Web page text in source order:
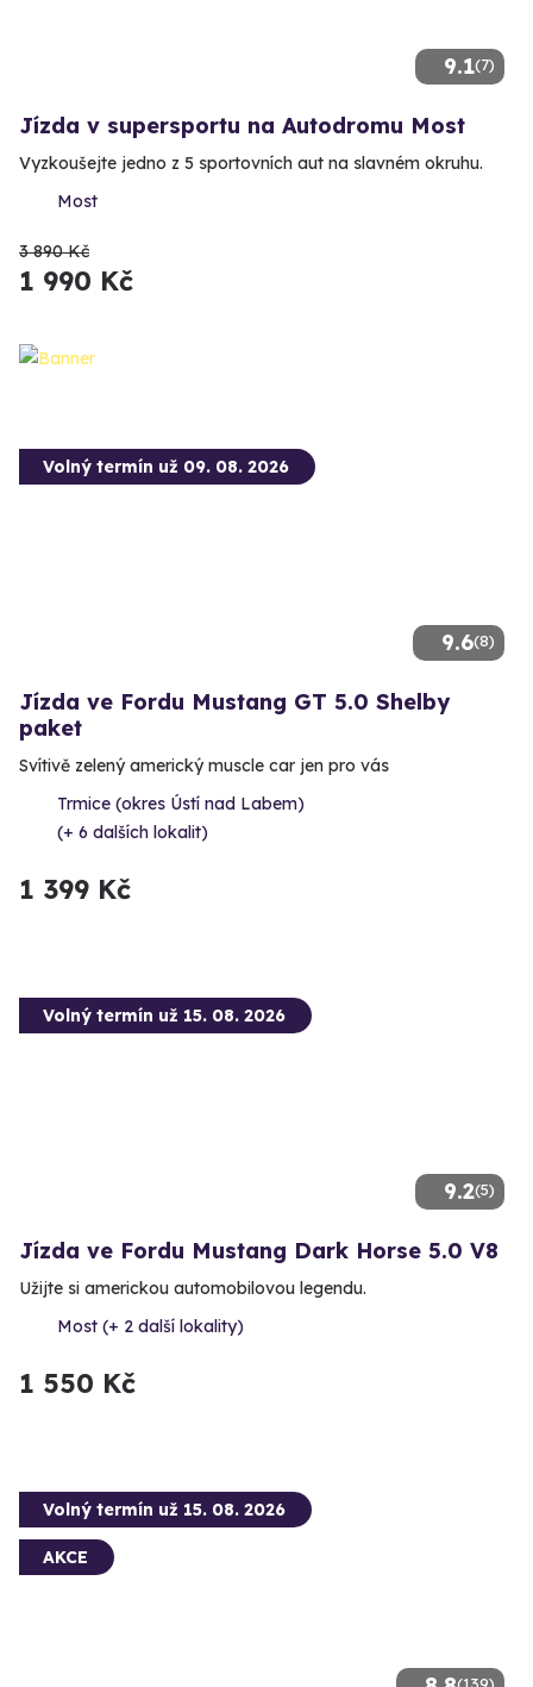
9.1(7)
Jízda v supersportu na Autodromu Most
Vyzkoušejte jedno z 5 sportovních aut na slavném okruhu.
Most
3 890 Kč
1 990 Kč
9.6(8)
Volný termín už 09. 08. 2026
Jízda ve Fordu Mustang GT 5.0 Shelby
paket
Svítivě zelený americký muscle car jen pro vás
Trmice (okres Ústí nad Labem)
(+ 6 dalších lokalit)
1 399 Kč
9.2(5)
Volný termín už 15. 08. 2026
Jízda ve Fordu Mustang Dark Horse 5.0 V8
Užijte si americkou automobilovou legendu.
Most (+ 2 další lokality)
1 550 Kč
(139)
Volný termín už 15. 08. 2026
AKCE